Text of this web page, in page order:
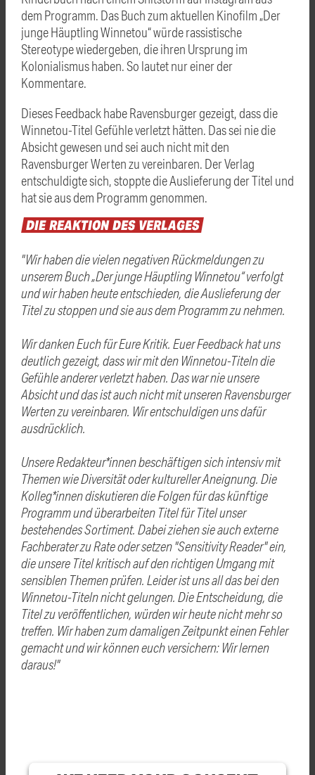
dem Programm. Das Buch zum aktuellen Kinofilm „Der
junge Häuptling Winnetou“ würde rassistische
Stereotype wiedergeben, die ihren Ursprung im
Kolonialismus haben. So lautet nur einer der
Kommentare.
Dieses Feedback habe Ravensburger gezeigt, dass die
Winnetou-Titel Gefühle verletzt hätten. Das sei nie die
Absicht gewesen und sei auch nicht mit den
Ravensburger Werten zu vereinbaren. Der Verlag
entschuldigte sich, stoppte die Auslieferung der Titel und
hat sie aus dem Programm genommen.
DIEREAKTIONDES VERLAGES
"Wir haben die vielen negativen Rückmeldungen zu
unserem Buch „Der junge Häuptling Winnetou“ verfolgt
und wir haben heute entschieden, die Auslieferung der
Titel zu stoppen und sie aus dem Programm zu nehmen.
Wir danken Euch für Eure Kritik. Euer Feedback hat uns
deutlich gezeigt, dass wir mit den Winnetou-Titeln die
Gefühle anderer verletzt haben. Das war nie unsere
Absicht und das ist auch nicht mit unseren Ravensburger
Werten zu vereinbaren. Wir entschuldigen uns dafür
ausdrücklich.
Unsere Redakteur*innen beschäftigen sich intensiv mit
Themen wie Diversität oder kultureller Aneignung. Die
Kolleg*innen diskutieren die Folgen für das künftige
Programm und überarbeiten Titel für Titel unser
bestehendes Sortiment. Dabei ziehen sie auch externe
Fachberater zu Rate oder setzen "Sensitivity Reader" ein,
die unsere Titel kritisch auf den richtigen Umgang mit
sensiblen Themen prüfen. Leider ist uns all das bei den
Winnetou-Titeln nicht gelungen. Die Entscheidung, die
Titel zu veröffentlichen, würden wir heute nicht mehr so
treffen. Wir haben zum damaligen Zeitpunkt einen Fehler
gemacht und wir können euch versichern: Wir lernen
daraus!"